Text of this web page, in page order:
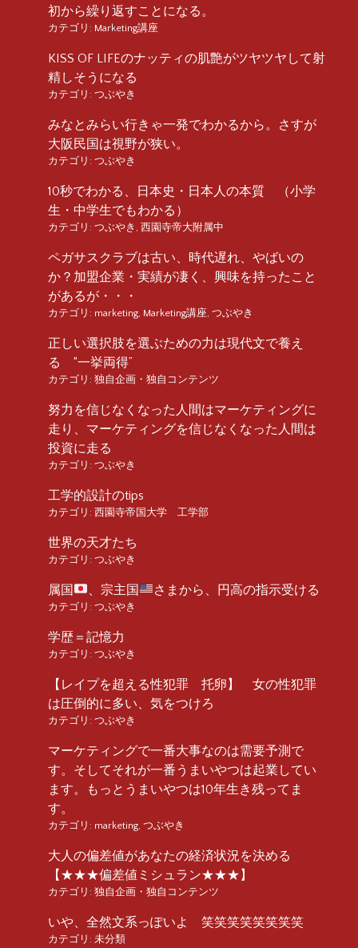
初から繰り返すことになる。
カテゴリ: Marketing講座
KISS OF LIFEのナッティの肌艶がツヤツヤして射
精しそうになる
カテゴリ: つぶやき
みなとみらい行きゃ一発でわかるから。さすが
大阪民国は視野が狭い。
カテゴリ: つぶやき
10秒でわかる、日本史・日本人の本質 （小学
生・中学生でもわかる）
カテゴリ: つぶやき 西園寺帝大附属中
ペガサスクラブは古い、時代遅れ、やばいの
か？加盟企業・実績が凄く、興味を持ったこと
があるが・・・
カテゴリ: marketing Marketing講座 つぶやき
正しい選択肢を選ぶための力は現代文で養え
る “一挙両得”
カテゴリ: 独自企画・独自コンテンツ
努力を信じなくなった人間はマーケティングに
走り、マーケティングを信じなくなった人間は
投資に走る
カテゴリ: つぶやき
工学的設計のtips
カテゴリ: 西園寺帝国大学 工学部
世界の天才たち
カテゴリ: つぶやき
属国 、宗主国 さまから、円高の指示受ける
カテゴリ: つぶやき
学歴＝記憶力
カテゴリ: つぶやき
【レイプを超える性犯罪 托卵】 女の性犯罪
は圧倒的に多い、気をつけろ
カテゴリ: つぶやき
マーケティングで一番大事なのは需要予測で
す。そしてそれが一番うまいやつは起業してい
ます。もっとうまいやつは10年生き残ってま
す。
カテゴリ: marketing つぶやき
大人の偏差値があなたの経済状況を決める
【★★★偏差値ミシュラン★★★】
カテゴリ: 独自企画・独自コンテンツ
いや、全然文系っぽいよ 笑笑笑笑笑笑笑笑
カテゴリ: 未分類